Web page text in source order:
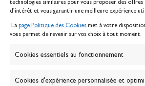
technologies similaires pour vous proposer des offres
d’intérêt et vous garantir une meilleure expérience
La page Politique des Cookies met à votre
vous permet de revenir sur vos choix à tout moment.
Cookies essentiels au fonctionnement
Cookies d'expérience personnalisée et
Contact
Politique des cookies
Banque de la voile
Passion Voile TV